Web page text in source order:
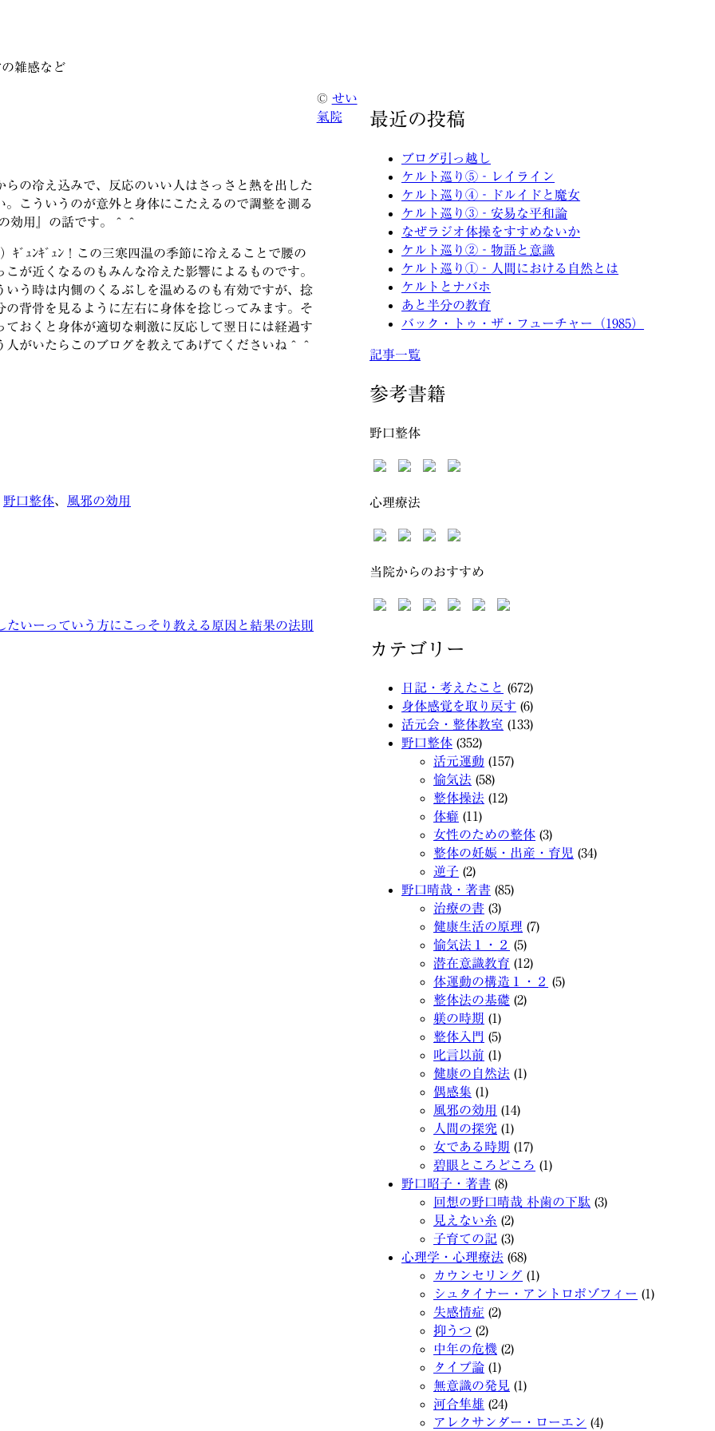
雑感など
の冷え込みで、反応のいい人はさっさと熱を出した
こういうのが意外と身体にこたえるので調整を測る
効用』の話です。＾＾
ｷﾞｭﾝｷﾞｭﾝ！この三寒四温の季節に冷えることで腰の
が近くなるのもみんな冷えた影響によるものです。
う時は内側のくるぶしを温めるのも有効ですが、捻
背骨を見るように左右に身体を捻じってみます。そ
おくと身体が適切な刺激に反応して翌日には経過す
がいたらこのブログを教えてあげてくださいね＾＾
野口整体、 風邪の効用
たいーっていう方にこっそり教える原因と結果の法則
最近の投稿
ブログ引っ越し
ケルト巡り⑤‐レイライン
ケルト巡り④‐ドルイドと魔女
ケルト巡り③‐安易な平和論
なぜラジオ体操をすすめないか
ケルト巡り②‐物語と意識
ケルト巡り①‐人間における自然とは
ケルトとナバホ
あと半分の教育
バック・トゥ・ザ・フューチャー（1985）
記事一覧
参考書籍
野口整体
心理療法
当院からのおすすめ
カテゴリー
日記・考えたこと (672)
身体感覚を取り戻す (6)
活元会・整体教室 (133)
野口整体 (352)
活元運動 (157)
愉気法 (58)
整体操法 (12)
体癖 (11)
女性のための整体 (3)
整体の妊娠・出産・育児 (34)
逆子 (2)
野口晴哉・著書 (85)
治療の書 (3)
健康生活の原理 (7)
愉気法１・２ (5)
潜在意識教育 (12)
体運動の構造１・２ (5)
整体法の基礎 (2)
躾の時期 (1)
整体入門 (5)
叱言以前 (1)
健康の自然法 (1)
偶感集 (1)
風邪の効用 (14)
人間の探究 (1)
女である時期 (17)
碧眼ところどころ (1)
野口昭子・著書 (8)
回想の野口晴哉 朴歯の下駄 (3)
見えない糸 (2)
子育ての記 (3)
心理学・心理療法 (68)
カウンセリング (1)
シュタイナー・アントロポゾフィー (1)
失感情症 (2)
抑うつ (2)
中年の危機 (2)
タイプ論 (1)
無意識の発見 (1)
河合隼雄 (24)
アレクサンダー・ローエン (4)
© せい
氣院